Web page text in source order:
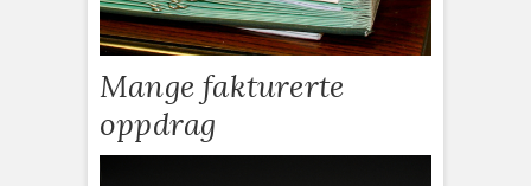
Mange fakturerte
oppdrag